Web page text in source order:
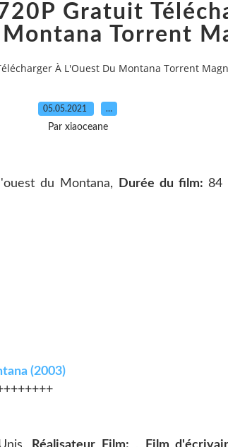
Gratuit
Torrent
À L'Ouest Du Montana Torrent
05.05.2021 …
Par xiaoceane
du Montana, Durée du film: 84
(2003)